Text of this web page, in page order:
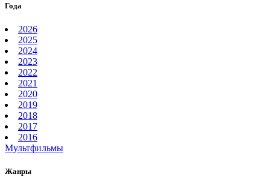
Года
2026
2025
2024
2023
2022
2021
2020
2019
2018
2017
2016
Мультфильмы
Жанры